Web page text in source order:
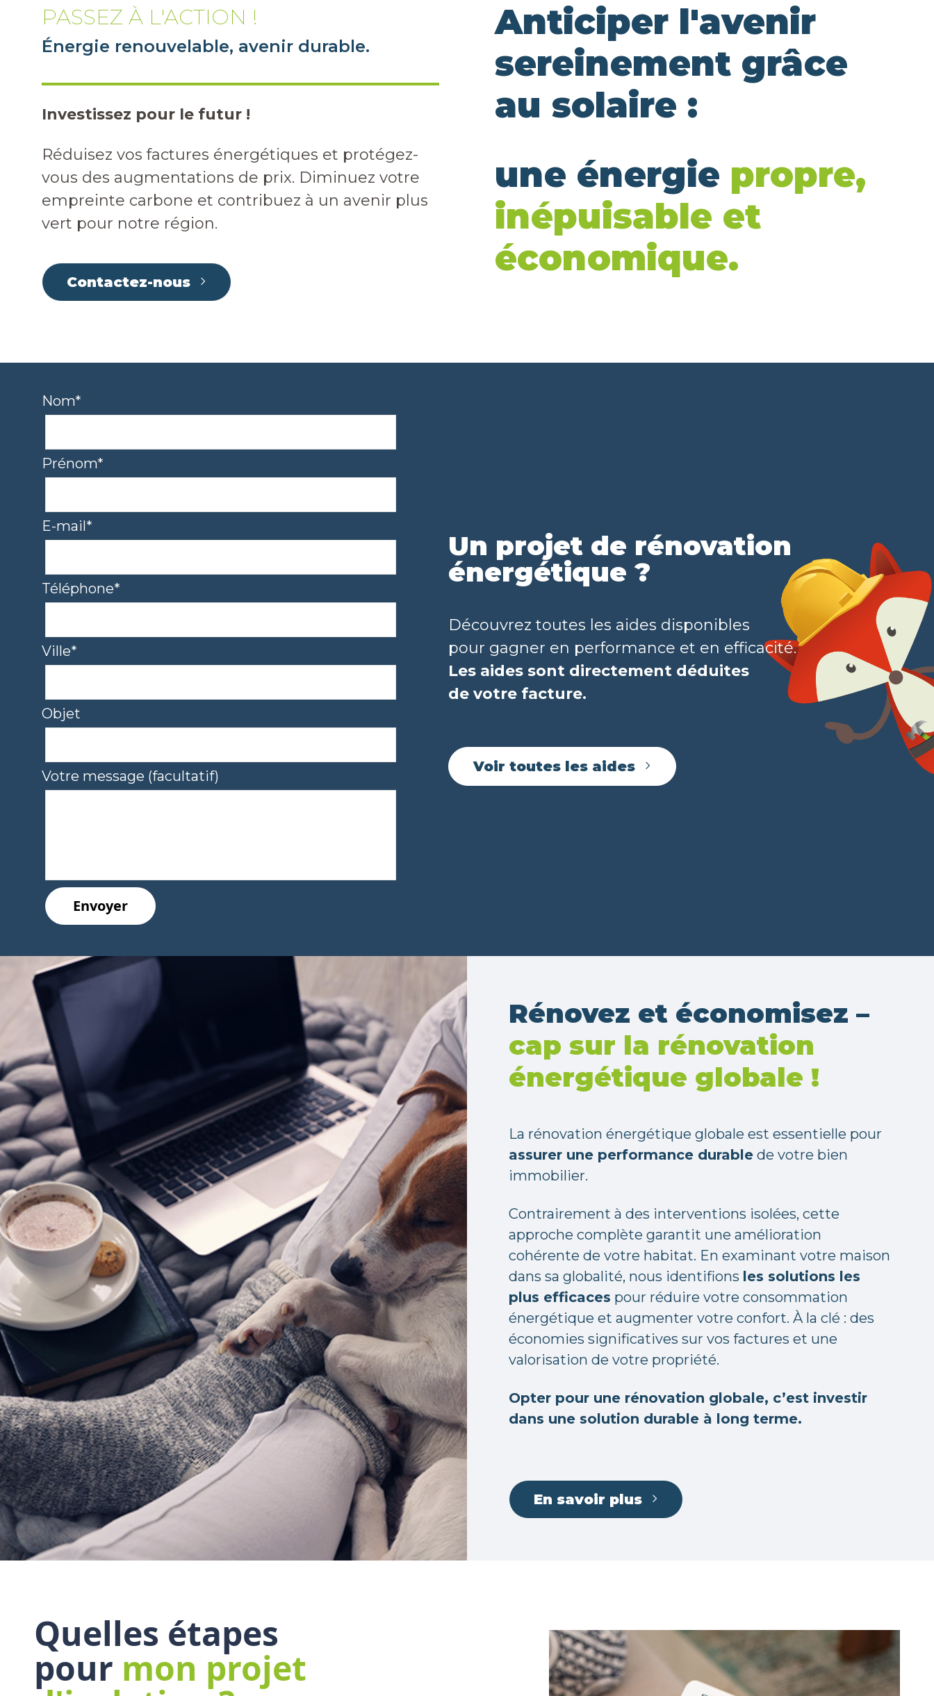
PASSEZ À L'ACTION !
Énergie renouvelable, avenir durable.
Investissez pour le futur !
Réduisez vos factures énergétiques et protégez-
vous des augmentations de prix. Diminuez votre
empreinte carbone et contribuez à un avenir plus
vert pour notre région.
Contactez-nous
Anticiper l'avenir
sereinement grâce
au solaire :
une énergie propre,
inépuisable et
économique.
Nom*
Prénom*
E-mail*
Téléphone*
Ville*
Objet
Votre message (facultatif)
Un projet de rénovation
énergétique ?
Découvrez toutes les aides disponibles
pour gagner en performance et en efficacité.
Les aides sont directement déduites
de votre facture.
Voir toutes les aides
Rénovez et économisez –
cap sur la rénovation
énergétique globale !
La rénovation énergétique globale est essentielle pour
assurer une performance durable de votre bien
immobilier.
Contrairement à des interventions isolées, cette
approche complète garantit une amélioration
cohérente de votre habitat. En examinant votre maison
dans sa globalité, nous identifions les solutions les
plus efficaces pour réduire votre consommation
énergétique et augmenter votre confort. À la clé : des
économies significatives sur vos factures et une
valorisation de votre propriété.
Opter pour une rénovation globale, c’est investir
dans une solution durable à long terme.
En savoir plus
Quelles étapes
pour mon projet